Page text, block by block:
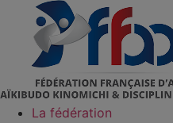
contenu
La fédération